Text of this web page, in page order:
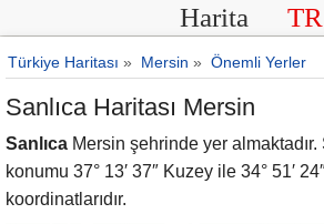
Harita TR
Türkiye Haritası » Mersin » Önemli Yerler
Sanlıca Haritası Mersin
Sanlıca Mersin şehrinde yer almaktadır.
konumu 37° 13′ 37″ Kuzey ile 34° 51′
koordinatlarıdır.